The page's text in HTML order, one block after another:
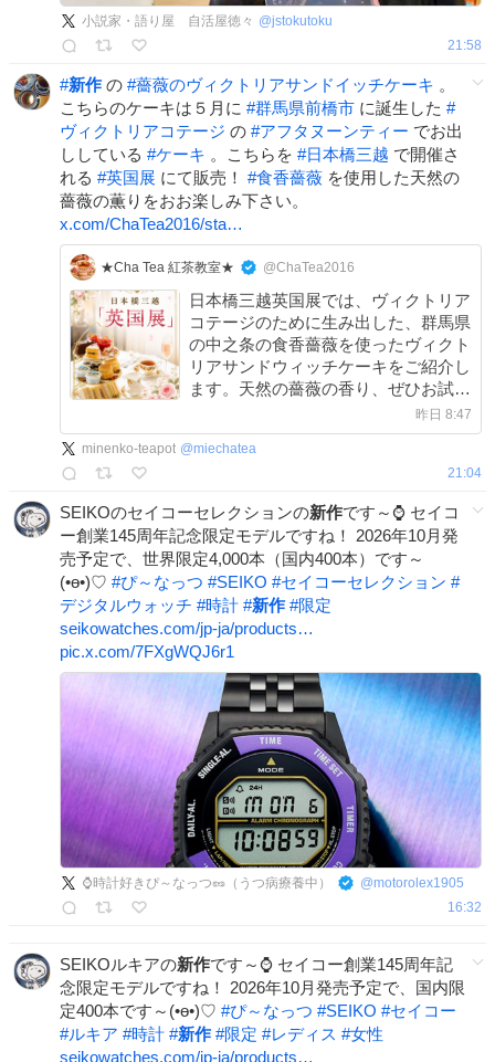
小説家・語り屋 自活屋徳々 @jstokutoku
21:58
#新作 の #薔薇のヴィクトリアサンドイッチケーキ 。
こちらのケーキは５月に #群馬県前橋市 に誕生した #
ヴィクトリアコテージ の #アフタヌーンティー でお出
ししている #ケーキ 。こちらを #日本橋三越 で開催さ
れる #英国展 にて販売！ #食香薔薇 を使用した天然の
薔薇の薫りをおお楽しみ下さい。
x.com/ChaTea2016/sta…
★Cha Tea 紅茶教室★ @ChaTea2016
日本橋三越英国展では、ヴィクトリア
コテージのために生み出した、群馬県
の中之条の食香薔薇を使ったヴィクト
リアサンドウィッチケーキをご紹介し
ます。天然の薔薇の香り、ぜひお試し
頂きたいケーキです。9月前半までは
コテージでのアフタヌーンティーでも
お出ししています。#英国展
昨日 8:47
minenko-teapot @miechatea
21:04
SEIKOのセイコーセレクションの新作です～⌚ セイコ
ー創業145周年記念限定モデルですね！ 2026年10月発
売予定で、世界限定4,000本（国内400本）です～
(•ө•)♡ #ぴ～なっつ #SEIKO #セイコーセレクション #
デジタルウォッチ #時計 #新作 #限定
seikowatches.com/jp-ja/products…
pic.x.com/7FXgWQJ6r1
⌚時計好きぴ～なっつ🥜（うつ病療養中） @motorolex1905
16:32
SEIKOルキアの新作です～⌚ セイコー創業145周年記
念限定モデルですね！ 2026年10月発売予定で、国内限
定400本です～(•ө•)♡ #ぴ～なっつ #SEIKO #セイコー
#ルキア #時計 #新作 #限定 #レディス #女性
seikowatches.com/jp-ja/products…